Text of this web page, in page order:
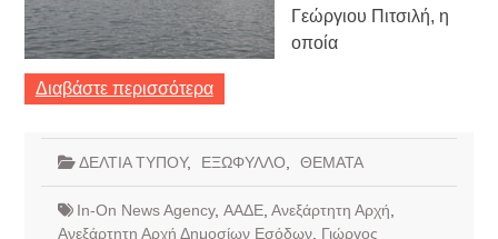
Γεώργιου Πιτσιλή, η
οποία
Διαβάστε περισσότερα
ΔΕΛΤΙΑ ΤΥΠΟΥ, ΕΞΩΦΥΛΛΟ ΘΕΜΑΤΑ
In-On News Agency, ΑΑΔΕ, Ανεξάρτητη Αρχή
Ανεξάρτητη Αρχή Δημοσίων Εσόδων, Γιώργος